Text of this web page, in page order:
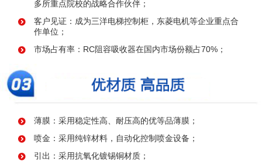
多所重点院校的战略合作伙伴；
客户见证：成为三洋电梯控制柜，东菱电机等企业重点合
作单位；
市场占有率：RC阻容吸收器在国内市场份额占70%；
薄膜：采用稳定性高、耐压高的优等品薄膜；
喷金：采用纯锌材料，自动化控制喷金设备；
引出：采用抗氧化镀锡铜材质；